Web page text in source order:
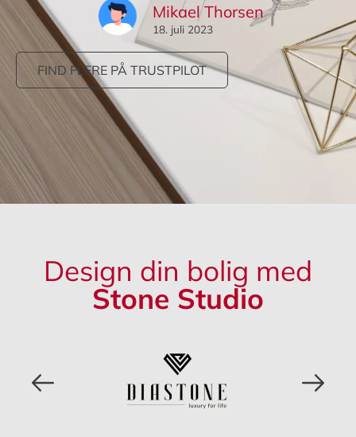
Mikael Thorsen
18. juli 2023
FIND FLERE PÅ TRUSTPILOT
Design din bolig med
Stone Studio